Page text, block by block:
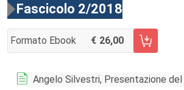
Fascicolo 2/2018
Formato Ebook 26,00
AGGIUNGI AL CARRELLO FASCICOLO 2/
Angelo Silvestri, Presentazione del